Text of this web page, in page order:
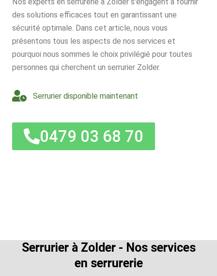
Nos experts en serrurerie à Zolder s'engagent à fournir
des solutions efficaces tout en garantissant une
sécurité optimale. Dans cet article, nous vous
présentons tous les aspects de nos services et
pourquoi nous sommes le choix privilégié pour toutes
personnes qui cherchent un serrurier Zolder.
Serrurier disponible maintenant
0479 03 68 70
Serrurier à Zolder - Nos services
en serrurerie